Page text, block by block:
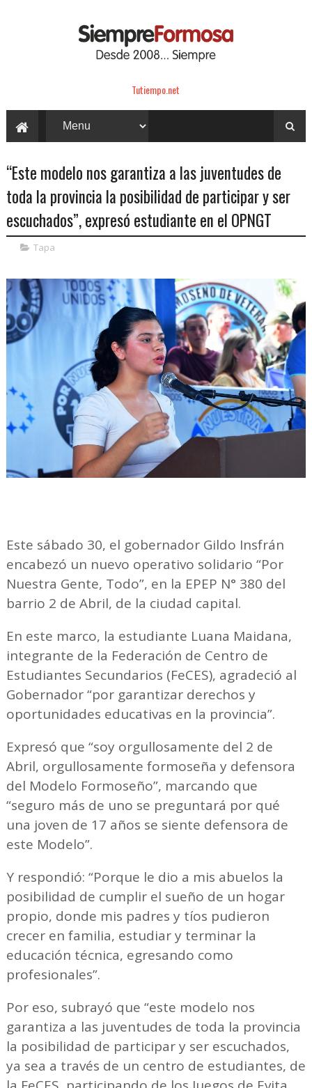
Tutiempo.net
“Este modelo nos garantiza a las juventudes de
toda la provincia la posibilidad de participar y ser
escuchados”, expresó estudiante en el OPNGT
Tapa
Este sábado 30, el gobernador Gildo Insfrán
encabezó un nuevo operativo solidario “Por
Nuestra Gente, Todo”, en la EPEP N° 380 del
barrio 2 de Abril, de la ciudad capital.
En este marco, la estudiante Luana Maidana,
integrante de la Federación de Centro de
Estudiantes Secundarios (FeCES), agradeció al
Gobernador “por garantizar derechos y
oportunidades educativas en la provincia”.
Expresó que “soy orgullosamente del 2 de
Abril, orgullosamente formoseña y defensora
del Modelo Formoseño”, marcando que
“seguro más de uno se preguntará por qué
una joven de 17 años se siente defensora de
este Modelo”.
Y respondió: “Porque le dio a mis abuelos la
posibilidad de cumplir el sueño de un hogar
propio, donde mis padres y tíos pudieron
crecer en familia, estudiar y terminar la
educación técnica, egresando como
profesionales”.
Por eso, subrayó que “este modelo nos
garantiza a las juventudes de toda la provincia
la posibilidad de participar y ser escuchados,
ya sea a través de un centro de estudiantes, de